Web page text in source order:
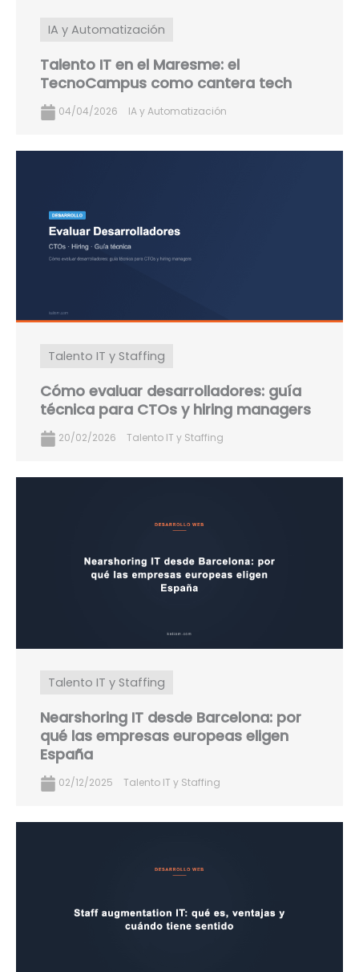
IA y Automatización
Talento IT en el Maresme: el
TecnoCampus como cantera tech
04/04/2026 IA y Automatización
Talento IT y Staffing
Cómo evaluar desarrolladores: guía
técnica para CTOs y hiring managers
20/02/2026 Talento IT y Staffing
Talento IT y Staffing
Nearshoring IT desde Barcelona: por
qué las empresas europeas eligen
España
02/12/2025 Talento IT y Staffing